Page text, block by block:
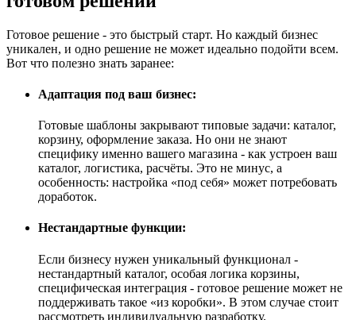
Готовое решение - это быстрый старт. Но каждый бизнес
уникален, и одно решение не может идеально подойти всем.
Вот что полезно знать заранее:
Адаптация под ваш бизнес:
Готовые шаблоны закрывают типовые задачи: каталог,
корзину, оформление заказа. Но они не знают
специфику именно вашего магазина - как устроен ваш
каталог, логистика, расчёты. Это не минус, а
особенность: настройка «под себя» может потребовать
доработок.
Нестандартные функции:
Если бизнесу нужен уникальный функционал -
нестандартный каталог, особая логика корзины,
специфическая интеграция - готовое решение может не
поддерживать такое «из коробки». В этом случае стоит
рассмотреть индивидуальную разработку.